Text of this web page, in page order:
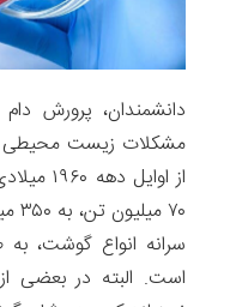
دانشمندان، پرورش
مشکلات زیست محیطی
۷۰
است. البته در بعضی از